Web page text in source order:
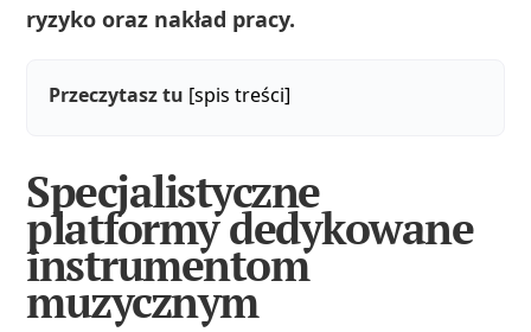
ryzyko oraz nakład pracy.
Przeczytasz tu [spis treści]
Specjalistyczne
platformy dedykowane
instrumentom
muzycznym